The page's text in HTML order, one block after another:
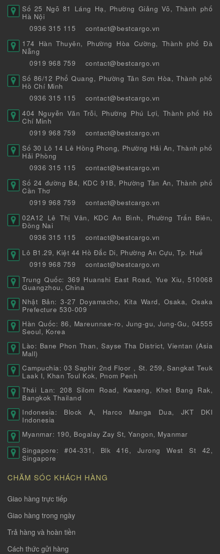
Số 25 Ngõ 81 Láng Hạ, Phường Giảng Võ, Thành phố
Hà Nội
0936 315 115
contact@bestcargo.vn
174 Hàn Thuyên, Phường Hòa Cường, Thành phố Đà
Nẵng
0919 968 759
contact@bestcargo.vn
Số 86/12 Phổ Quang, Phường Tân Sơn Hòa, Thành phố
Hồ Chí Minh
0936 315 115
contact@bestcargo.vn
404 Nguyễn Văn Trỗi, Phường Phú Lợi, Thành phố Hồ
Chí Minh
0919 968 759
contact@bestcargo.vn
Số 30 Lô 14 Lê Hồng Phong, Phường Hải An, Thành phố
Hải Phòng
0936 315 115
contact@bestcargo.vn
Số 24 đường B4, KDC 91B, Phường Tân An, Thành phố
Cần Thơ
0919 968 759
contact@bestcargo.vn
02A12 Lê Thị Vân, KDC An Bình, Phường Trấn Biên,
Đồng Nai
0936 315 115
contact@bestcargo.vn
Lô B1.29, Kiệt 44 Hồ Đắc Di, Phường An Cựu, Tp. Huế
0919 968 759
contact@bestcargo.vn
Trung Quốc: 369 Huanshi East Road, Yue Xiu, 510068
Guangzhou, China
Nhật Bản: 3-27 Doyamacho, Kita Ward, Osaka, Osaka
Prefecture 530-009
Hàn Quốc: 86, Mareunnae-ro, Jung-gu, Jung-Gu, 04555
Seoul, Korea
Lào: Bane Phon Than, Sayse Tha District, Vientan (Asia
Mall)
Campuchia: 03 Saphir 2nd Floor , St. 259, Sangkat Teuk
Laak I, Khan Toul Kok, Pnom Penh
Thái Lan: 208 Silom Road, Kwaeng, Khet Bang Rak,
Bangkok Thailand
Indonesia: Block A, Harco Manga Dua, JKT DKI
Indonesia
Myanmar: 190, Bogalay Zay St, Yangon, Myanmar
Singapore: #04-331, Blk 416, Jurong West St 42,
Singapore
CHĂM SÓC KHÁCH HÀNG
Giao hàng trực tiếp
Giao hàng trong ngày
Trả hàng và hoàn tiền
Cách thức gửi hàng